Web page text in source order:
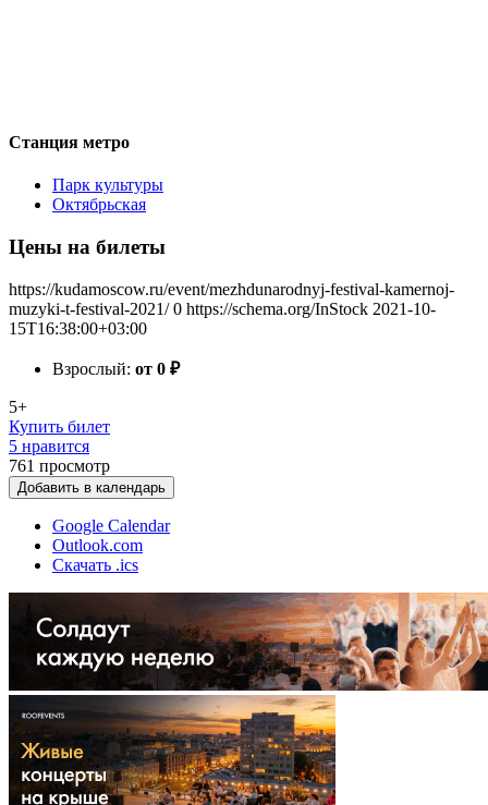
Станция метро
Парк культуры
Октябрьская
Цены на билеты
https://kudamoscow.ru/event/mezhdunarodnyj-festival-kamernoj-
muzyki-t-festival-2021/ 0 https://schema.org/InStock 2021-10-
15T16:38:00+03:00
Взрослый: от 0 ₽
5+
Купить билет
5 нравится
761 просмотр
Добавить в календарь
Google Calendar
Outlook.com
Скачать .ics